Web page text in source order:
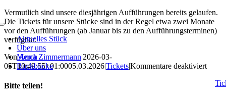
Zum
Inhalt
springen
Toggle
NavigationAktuelles Stück
Über uns
Merch
Rückblicke
Vermutlich sind unsere diesjährigen Aufführungen bereits gelaufen.
Die Tickets für unsere Stücke sind in der Regel etwa zwei Monate
vor den Aufführungen (ab Januar bis zu den Aufführungsterminen)
verfügbar.
VonAnna Zimmermann|2026-03-
05T10:49:55+01:0005.03.2026|Tickets|Kommentare deaktiviertfür
gibt
Bitte teilen!